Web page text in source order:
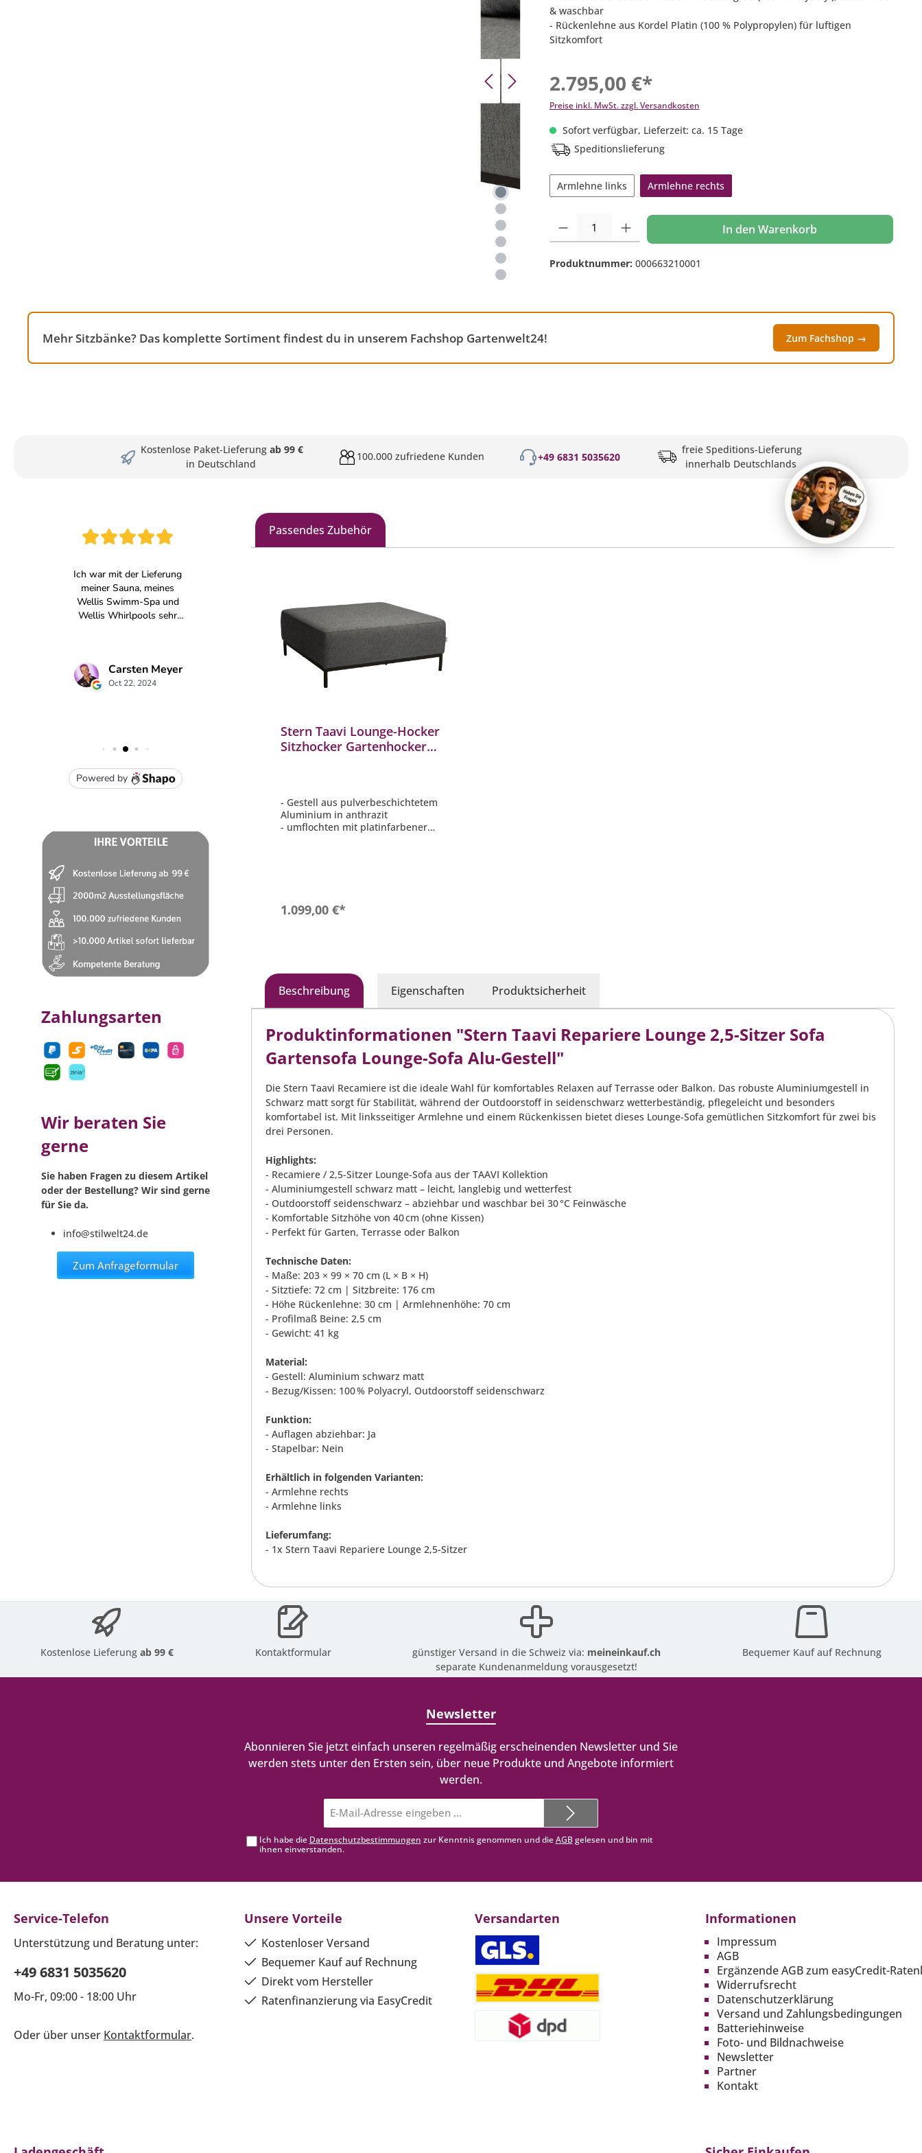
& waschbar
- Rückenlehne aus Kordel Platin (100 % Polypropylen) für luftigen
Sitzkomfort
2.795,00 €*
Preise inkl. MwSt. zzgl. Versandkosten
Sofort verfügbar, Lieferzeit: ca. 15 Tage
Speditionslieferung
Armlehne links Armlehne rechts
Produkt Anzahl: Gib den gewünschten Wert ein oder benutze die Schaltflächen um die
In den Warenkorb
Produktnummer: 000663210001
Mehr Sitzbänke? Das komplette Sortiment findest du in unserem Fachshop Gartenwelt24! Zum Fachshop →
Kostenlose Paket-Lieferung ab 99 €
in Deutschland
100.000 zufriedene Kunden +49 6831 5035620
freie Speditions-Lieferung
innerhalb Deutschlands
Zahlungsarten
Wir beraten Sie
gerne
Sie haben Fragen zu diesem Artikel
oder der Bestellung? Wir sind gerne
für Sie da.
info@stilwelt24.de
Zum Anfrageformular
Passendes Zubehör
Stern Taavi Lounge-Hocker
Sitzhocker Gartenhocker
- Gestell aus pulverbeschichtetem
Aluminium in anthrazit
- umflochten mit platinfarbener
1.099,00 €*In den Warenkorb
Beschreibung Eigenschaften Produktsicherheit
Produktinformationen "Stern Taavi Repariere Lounge 2,5-Sitzer Sofa
Gartensofa Lounge-Sofa Alu-Gestell"
Die Stern Taavi Recamiere ist die ideale Wahl für komfortables Relaxen auf Terrasse oder Balkon. Das robuste Aluminiumgestell in
Schwarz matt sorgt für Stabilität, während der Outdoorstoff in seidenschwarz wetterbeständig, pflegeleicht und besonders
komfortabel ist. Mit linksseitiger Armlehne und einem Rückenkissen bietet dieses Lounge-Sofa gemütlichen Sitzkomfort für zwei bis
drei Personen.
Highlights:
- Recamiere / 2,5-Sitzer Lounge-Sofa aus der TAAVI Kollektion
- Aluminiumgestell schwarz matt – leicht, langlebig und wetterfest
- Outdoorstoff seidenschwarz – abziehbar und waschbar bei 30 °C Feinwäsche
- Komfortable Sitzhöhe von 40 cm (ohne Kissen)
- Perfekt für Garten, Terrasse oder Balkon
Technische Daten:
- Maße: 203 × 99 × 70 cm (L × B × H)
- Sitztiefe: 72 cm | Sitzbreite: 176 cm
- Höhe Rückenlehne: 30 cm | Armlehnenhöhe: 70 cm
- Profilmaß Beine: 2,5 cm
- Gewicht: 41 kg
Material:
- Gestell: Aluminium schwarz matt
- Bezug/Kissen: 100 % Polyacryl, Outdoorstoff seidenschwarz
Funktion:
- Auflagen abziehbar: Ja
- Stapelbar: Nein
Erhältlich in folgenden Varianten:
- Armlehne rechts
- Armlehne links
Lieferumfang:
- 1x Stern Taavi Repariere Lounge 2,5-Sitzer
Kostenlose Lieferungab 99 € Kontaktformular günstiger Versand in die Schweiz via: meineinkauf.ch
separate Kundenanmeldung vorausgesetzt!
Bequemer Kauf auf Rechnung
Newsletter
Abonnieren Sie jetzt einfach unseren regelmäßig erscheinenden Newsletter und Sie
werden stets unter den Ersten sein, über neue Produkte und Angebote informiert
werden.
Mail-
Adresse*
Ich habe die Datenschutzbestimmungen zur Kenntnis genommen und dieAGBgelesen und bin mit
ihnen einverstanden.
Service-Telefon
Unterstützung und Beratung unter:
+49 6831 5035620
Mo-Fr, 09:00 - 18:00 Uhr
Oder über unser Kontaktformular.
Unsere Vorteile
Kostenloser Versand
Bequemer Kauf auf Rechnung
Direkt vom Hersteller
Ratenfinanzierung via EasyCredit
Versandarten Informationen
Impressum
AGB
Ergänzende AGB zum easyCredit-
Widerrufsrecht
Datenschutzerklärung
Versand und Zahlungsbedingungen
Batteriehinweise
Foto- und Bildnachweise
Newsletter
Partner
Kontakt